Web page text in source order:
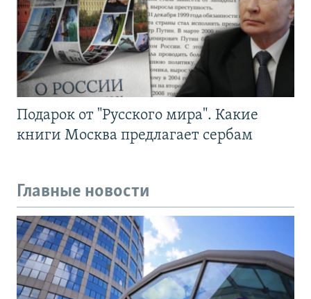
Подарок от "Русского мира". Какие
книги Москва предлагает сербам
Главные новости